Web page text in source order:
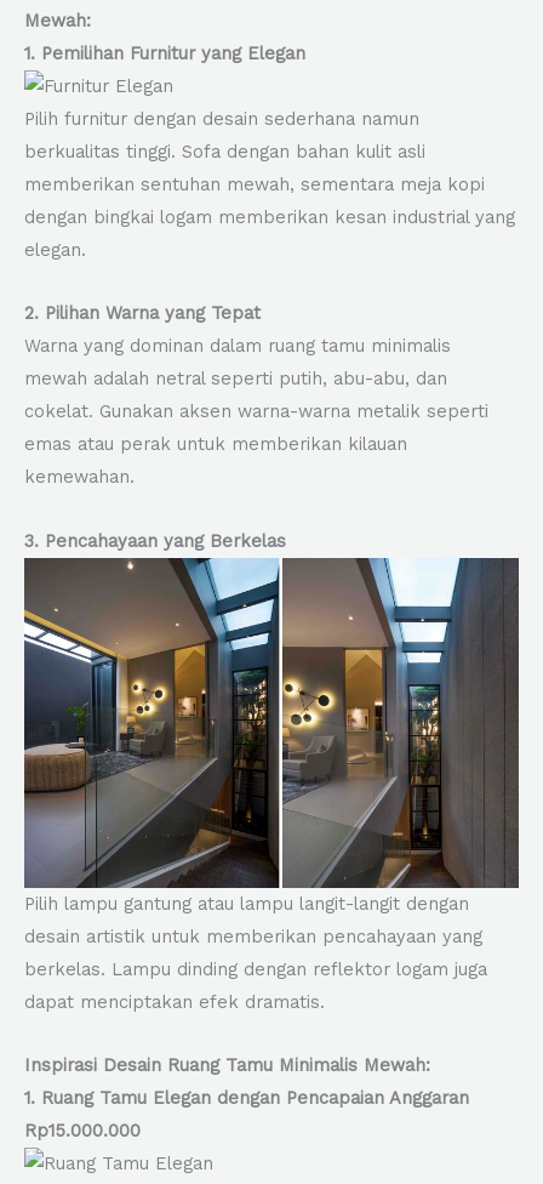
Mewah:
1. Pemilihan Furnitur yang Elegan
Pilih furnitur dengan desain sederhana namun
berkualitas tinggi. Sofa dengan bahan kulit asli
memberikan sentuhan mewah, sementara meja kopi
dengan bingkai logam memberikan kesan industrial yang
elegan.
2. Pilihan Warna yang Tepat
Warna yang dominan dalam ruang tamu minimalis
mewah adalah netral seperti putih, abu-abu, dan
cokelat. Gunakan aksen warna-warna metalik seperti
emas atau perak untuk memberikan kilauan
kemewahan.
3. Pencahayaan yang Berkelas
Pilih lampu gantung atau lampu langit-langit dengan
desain artistik untuk memberikan pencahayaan yang
berkelas. Lampu dinding dengan reflektor logam juga
dapat menciptakan efek dramatis.
Inspirasi Desain Ruang Tamu Minimalis Mewah:
1. Ruang Tamu Elegan dengan Pencapaian Anggaran
Rp15.000.000